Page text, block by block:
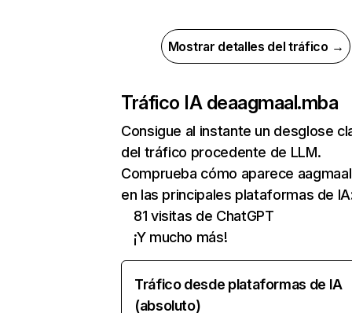
Mostrar detalles del tráfico →
Tráfico IA deaagmaal.mba
Consigue al instante un desglose
del tráfico procedente de LLM.
Comprueba cómo aparece
en las principales plataformas de
81 visitas de ChatGPT
¡Y mucho más!
Tráfico desde plataformas de IA
(absoluto)